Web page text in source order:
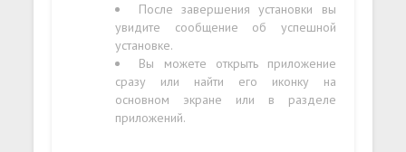
После завершения установки вы
увидите сообщение об успешной
установке.
Вы можете открыть приложение
сразу или найти его иконку на
основном экране или в разделе
приложений.